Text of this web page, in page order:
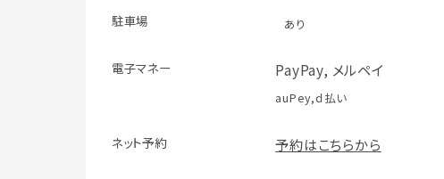
駐車場 あり
電子マネー PayPay, メルペイ
auPey,ｄ払い
ネット予約 予約はこちらから